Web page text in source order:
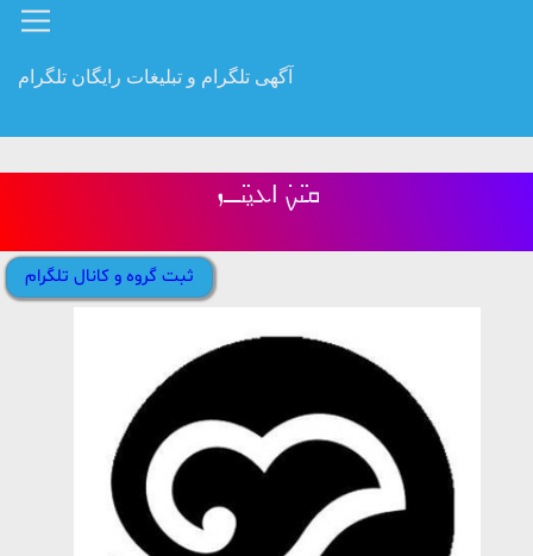
آگهی تلگرام و تبلیغات رایگان تلگرام
ܩࡅ߳ࡍ߭ ߊ‌ܥ‌‌ࡅ࡙ࡅ߳ߺߺܙ
ثبت گروه و کانال تلگرام